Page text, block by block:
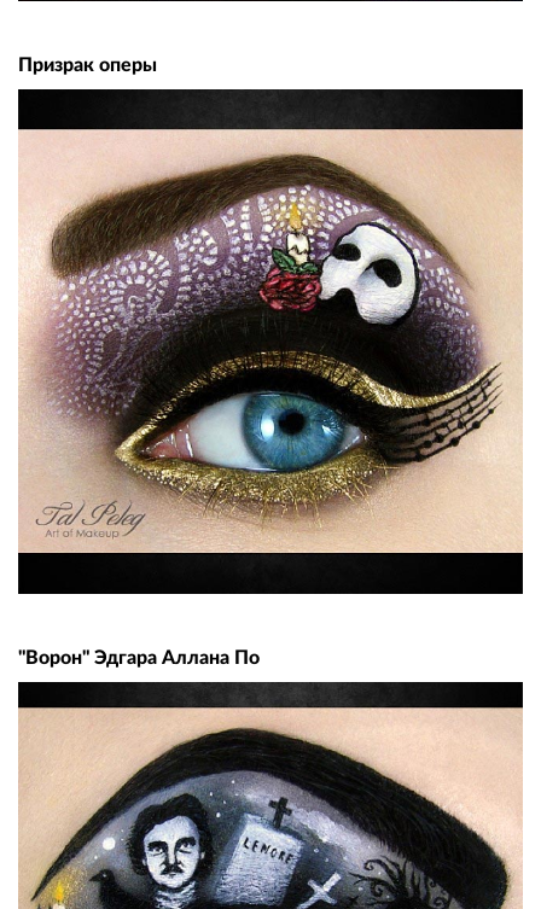
Призрак оперы
"Ворон" Эдгара Аллана По